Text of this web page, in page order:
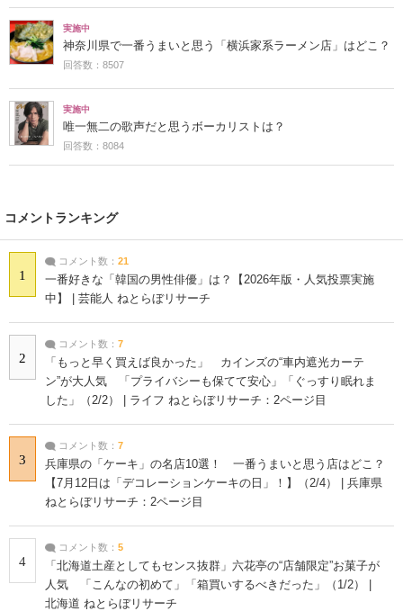
実施中
神奈川県で一番うまいと思う「横浜家系ラーメン店」はどこ？
回答数：8507
実施中
唯一無二の歌声だと思うボーカリストは？
回答数：8084
コメントランキング
1
コメント数： 21
一番好きな「韓国の男性俳優」は？【2026年版・人気投票実施
中】 | 芸能人 ねとらぼリサーチ
2
コメント数： 7
「もっと早く買えば良かった」 カインズの“車内遮光カーテ
ン”が大人気 「プライバシーも保てて安心」「ぐっすり眠れま
した」（2/2） | ライフ ねとらぼリサーチ：2ページ目
3
コメント数： 7
兵庫県の「ケーキ」の名店10選！ 一番うまいと思う店はどこ？
【7月12日は「デコレーションケーキの日」！】（2/4） | 兵庫県
ねとらぼリサーチ：2ページ目
4
コメント数： 5
「北海道土産としてもセンス抜群」六花亭の“店舗限定”お菓子が
人気 「こんなの初めて」「箱買いするべきだった」（1/2） |
北海道 ねとらぼリサーチ